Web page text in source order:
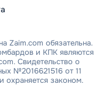
Zaim.com обязательна.
и КПК являются
Свидетельство о
№2016621516 от 11
охраняется законом.